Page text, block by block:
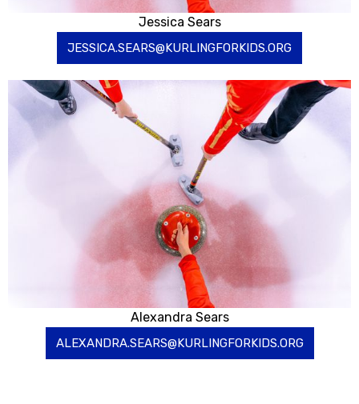
Jessica Sears
JESSICA.SEARS@KURLINGFORKIDS.ORG
Alexandra Sears
ALEXANDRA.SEARS@KURLINGFORKIDS.ORG